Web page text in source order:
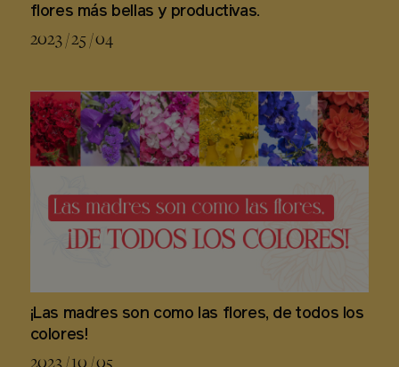
flores más bellas y productivas.
2023 / 25 / 04
¡Las madres son como las flores, de todos los
colores!
2023 / 10 / 05